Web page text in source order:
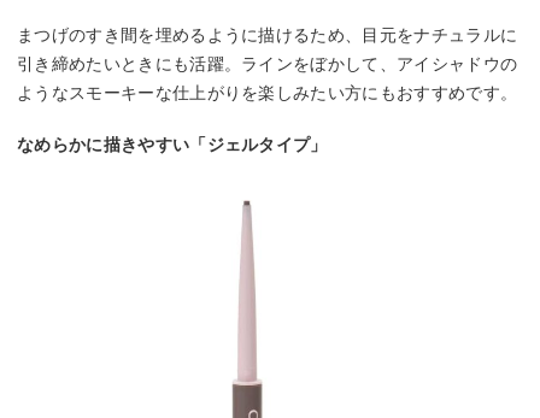
まつげのすき間を埋めるように描けるため、目元をナチュラルに
引き締めたいときにも活躍。ラインをぼかして、アイシャドウの
ようなスモーキーな仕上がりを楽しみたい方にもおすすめです。
なめらかに描きやすい「ジェルタイプ」